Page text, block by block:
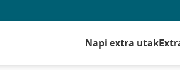
Napi extra utak